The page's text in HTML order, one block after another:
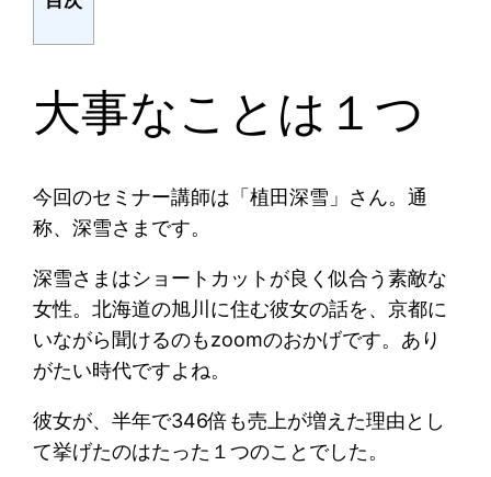
大事なことは１つ
今回のセミナー講師は「植田深雪」さん。通
称、深雪さまです。
深雪さまはショートカットが良く似合う素敵な
女性。北海道の旭川に住む彼女の話を、京都に
いながら聞けるのもzoomのおかげです。あり
がたい時代ですよね。
彼女が、半年で346倍も売上が増えた理由とし
て挙げたのはたった１つのことでした。